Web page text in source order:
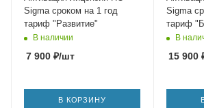
Sigma сроком на 1 год
тариф "Развитие"
В наличии
7 900 ₽/шт
В КОРЗИНУ
Sigma
тариф
В
15 900